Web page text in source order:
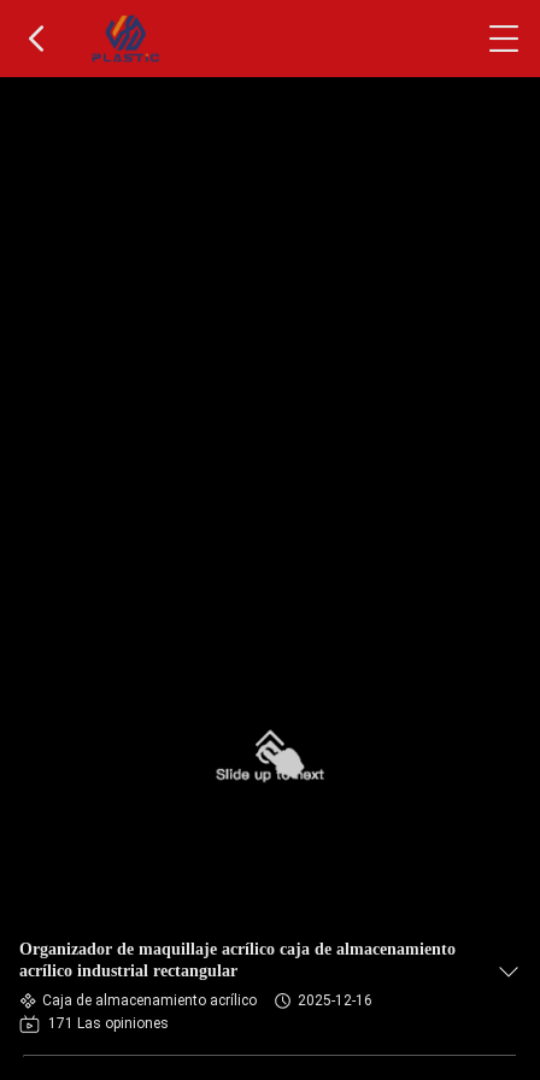
Organizador de maquillaje acrílico caja de almacenamiento
acrílico industrial rectangular
Caja de almacenamiento acrílico
2025-12-16
171 Las opiniones